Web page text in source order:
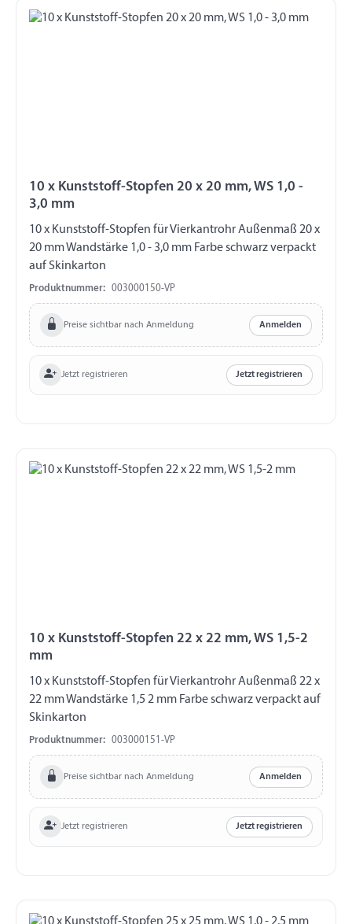
10 x Kunststoff-Stopfen 20 x 20 mm, WS 1,0 -
3,0 mm
10 x Kunststoff-Stopfen für Vierkantrohr Außenmaß 20 x
20 mm Wandstärke 1,0 - 3,0 mm Farbe schwarz verpackt
auf Skinkarton
Produktnummer: 003000150-VP
Preise sichtbar nach Anmeldung Anmelden
Jetzt registrieren Jetzt registrieren
10 x Kunststoff-Stopfen 22 x 22 mm, WS 1,5-2
mm
10 x Kunststoff-Stopfen für Vierkantrohr Außenmaß 22 x
22 mm Wandstärke 1,5 2 mm Farbe schwarz verpackt auf
Skinkarton
Produktnummer: 003000151-VP
Preise sichtbar nach Anmeldung Anmelden
Jetzt registrieren Jetzt registrieren